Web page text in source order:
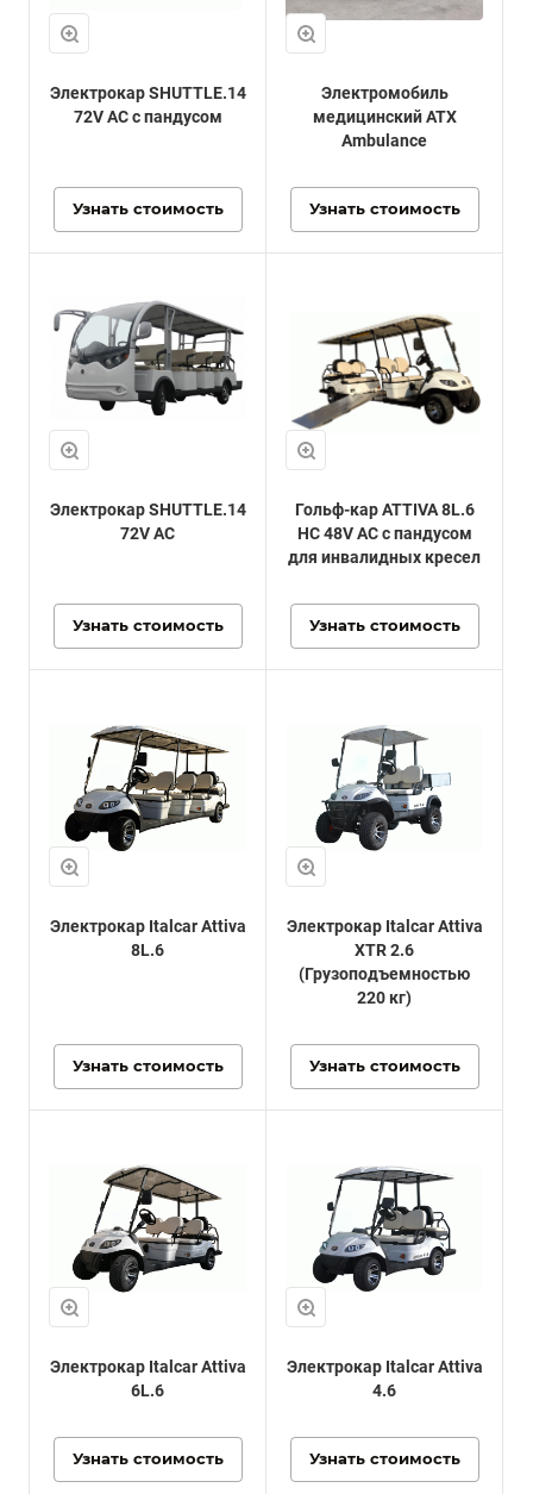
Электрокар SHUTTLE.14
72V AC с пандусом
Узнать стоимость
Электромобиль
медицинский ATX
Ambulance
Узнать стоимость
Электрокар SHUTTLE.14
72V AC
Узнать стоимость
Гольф-кар ATTIVA 8L.6
HC 48V AC с пандусом
для инвалидных кресел
Узнать стоимость
Электрокар Italcar Attiva
8L.6
Узнать стоимость
Электрокар Italcar Attiva
XTR 2.6
(Грузоподъемностью
220 кг)
Узнать стоимость
Электрокар Italcar Attiva
6L.6
Узнать стоимость
Электрокар Italcar Attiva
4.6
Узнать стоимость